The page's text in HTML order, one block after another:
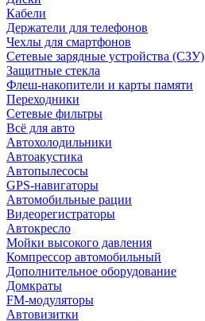
Кабели
Держатели для телефонов
Чехлы для смартфонов
Сетевые зарядные устройства (СЗУ)
Защитные стекла
Флеш-накопители и карты памяти
Переходники
Сетевые фильтры
Всё для авто
Автохолодильники
Автоакустика
Автопылесосы
GPS-навигаторы
Автомобильные рации
Видеорегистраторы
Автокресло
Мойки высокого давления
Компрессор автомобильный
Дополнительное оборудование
Домкраты
FM-модуляторы
Автовизитки